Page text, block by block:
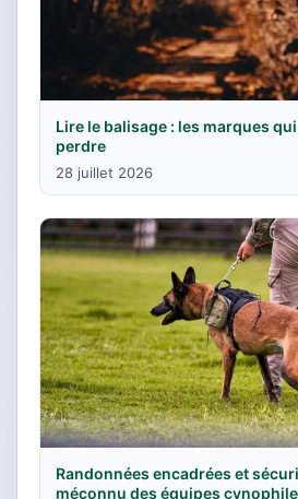
Lire le balisage : les marques
perdre
28 juillet 2026
Randonnées encadrées et
méconnu des équipes